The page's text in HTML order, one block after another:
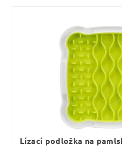
Lízací podložka na